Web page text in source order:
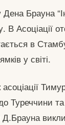
Дена Брауна
В Асоціації
в
у світі.
Туреччини
Д.Брауна